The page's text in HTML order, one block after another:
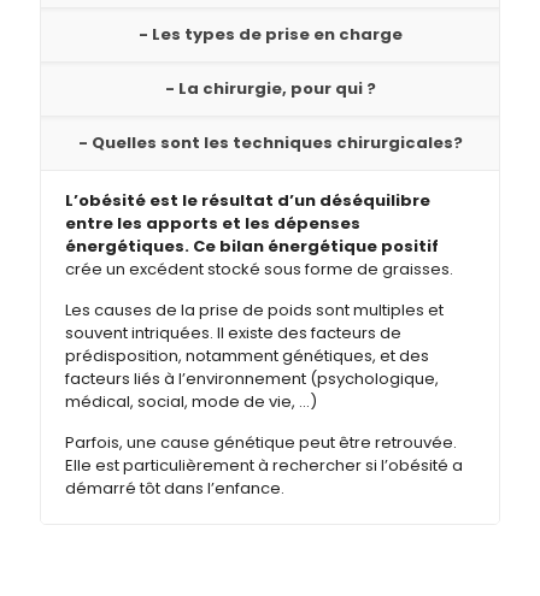
- Les types de prise en charge
- La chirurgie, pour qui ?
- Quelles sont les techniques chirurgicales?
L’obésité est le résultat d’un déséquilibre
entre les apports et les dépenses
énergétiques. Ce bilan énergétique positif
crée un excédent stocké sous forme de graisses.
Les causes de la prise de poids sont multiples et
souvent intriquées. Il existe des facteurs de
prédisposition, notamment génétiques, et des
facteurs liés à l’environnement (psychologique,
médical, social, mode de vie, …)
Parfois, une cause génétique peut être retrouvée.
Elle est particulièrement à rechercher si l’obésité a
démarré tôt dans l’enfance.